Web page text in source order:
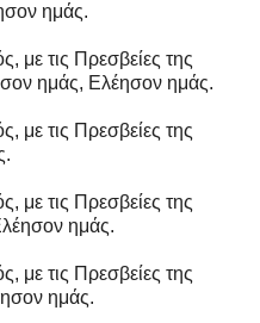
ημάς.
με τις Πρεσβείες της
ημάς, Ελέησον ημάς.
με τις Πρεσβείες της
με τις Πρεσβείες της
ημάς.
με τις Πρεσβείες της
ημάς.